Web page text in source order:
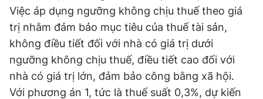
Việc áp dụng ngưỡng không chịu thuế theo giá
trị nhằm đảm bảo mục tiêu của thuế tài sản,
không điều tiết đối với nhà có giá trị dưới
ngưỡng không chịu thuế, điều tiết cao đối với
nhà có giá trị lớn, đảm bảo công bằng xã hội.
Với phương án 1, tức là thuế suất 0,3%, dự kiến